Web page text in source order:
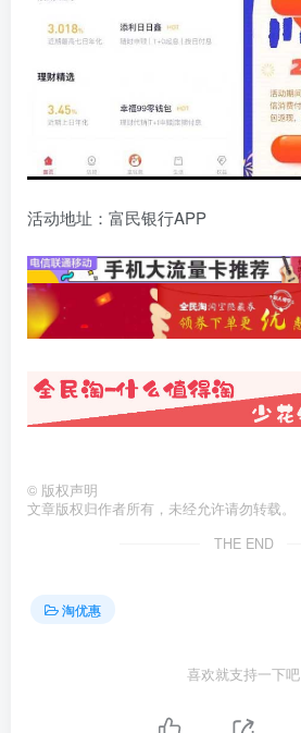
活动地址：富民银行APP
© 版权声明
文章版权归作者所有，未经允许请勿转载。
THE END
淘优惠
喜欢就支持一下吧